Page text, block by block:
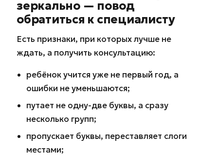
зеркально — повод
обратиться к специалисту
Есть признаки, при которых лучше не
ждать, а получить консультацию:
ребёнок учится уже не первый год, а
ошибки не уменьшаются;
путает не одну-две буквы, а сразу
несколько групп;
пропускает буквы, переставляет слоги
местами;